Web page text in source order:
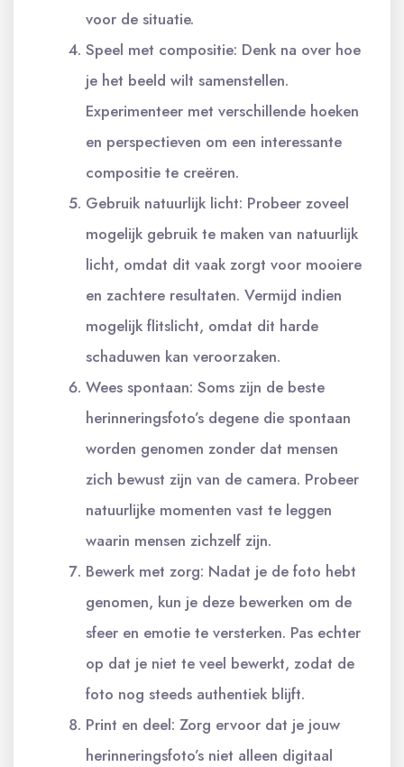
voor de situatie.
Speel met compositie: Denk na over hoe
je het beeld wilt samenstellen.
Experimenteer met verschillende hoeken
en perspectieven om een interessante
compositie te creëren.
Gebruik natuurlijk licht: Probeer zoveel
mogelijk gebruik te maken van natuurlijk
licht, omdat dit vaak zorgt voor mooiere
en zachtere resultaten. Vermijd indien
mogelijk flitslicht, omdat dit harde
schaduwen kan veroorzaken.
Wees spontaan: Soms zijn de beste
herinneringsfoto’s degene die spontaan
worden genomen zonder dat mensen
zich bewust zijn van de camera. Probeer
natuurlijke momenten vast te leggen
waarin mensen zichzelf zijn.
Bewerk met zorg: Nadat je de foto hebt
genomen, kun je deze bewerken om de
sfeer en emotie te versterken. Pas echter
op dat je niet te veel bewerkt, zodat de
foto nog steeds authentiek blijft.
Print en deel: Zorg ervoor dat je jouw
herinneringsfoto’s niet alleen digitaal